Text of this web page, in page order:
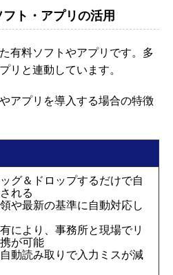
ト・アプリの活用
有料ソフトやアプリです。多
リと連動しています。
アプリを導入する場合の特徴
グ＆ドロップするだけで自
れる
や最新の基準に自動対応し
により、事務所と現場でリ
が可能
動読み取りで入力ミスが減